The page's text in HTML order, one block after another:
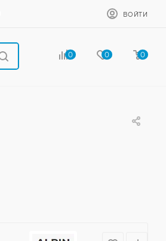
ВОЙТИ
0 0 0